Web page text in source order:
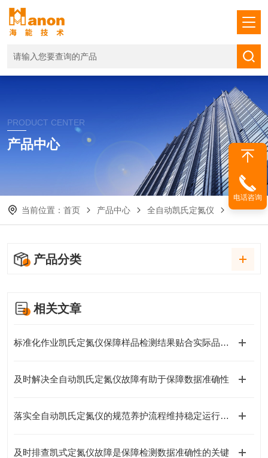
PRODUCT CENTER
产品中心
当前位置： 首页 产品中心 全自动凯氏定氮仪
产品分类
相关文章
标准化作业凯氏定氮仪保障样品检测结果贴合实际品质情况
及时解决全自动凯氏定氮仪故障有助于保障数据准确性
落实全自动凯氏定氮仪的规范养护流程维持稳定运行状态的关键
及时排查凯式定氮仪故障是保障检测数据准确性的关键
电话咨询